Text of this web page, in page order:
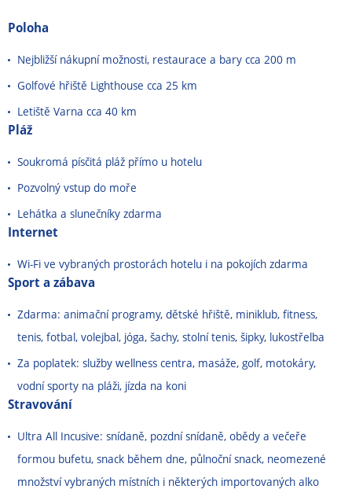
Poloha
Nejbližší nákupní možnosti, restaurace a bary cca 200 m
Golfové hřiště Lighthouse cca 25 km
Letiště Varna cca 40 km
Pláž
Soukromá písčitá pláž přímo u hotelu
Pozvolný vstup do moře
Lehátka a slunečníky zdarma
Internet
Wi-Fi ve vybraných prostorách hotelu i na pokojích zdarma
Sport a zábava
Zdarma: animační programy, dětské hřiště, miniklub, fitness,
tenis, fotbal, volejbal, jóga, šachy, stolní tenis, šipky, lukostřelba
Za poplatek: služby wellness centra, masáže, golf, motokáry,
vodní sporty na pláži, jízda na koni
Stravování
Ultra All Incusive: snídaně, pozdní snídaně, obědy a večeře
formou bufetu, snack během dne, půlnoční snack, neomezené
množství vybraných místních i některých importovaných alko